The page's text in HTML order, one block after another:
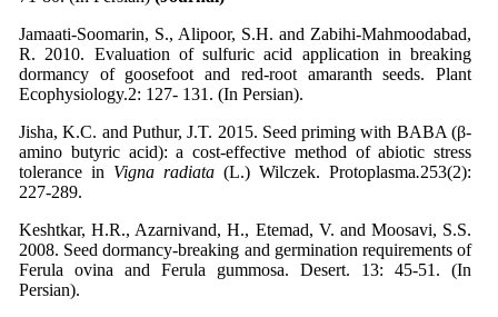
Jamaati-Soomarin, S., Alipoor, S.H. and Zabihi-Mahmoodabad,
R. 2010. Evaluation of sulfuric acid application in breaking
dormancy of goosefoot and red-root amaranth seeds. Plant
Ecophysiology.2: 127- 131. (In Persian).
Jisha, K.C. and Puthur, J.T. 2015. Seed priming with BABA (β-
amino butyric acid): a cost-effective method of abiotic stress
tolerance in Vigna radiata (L.) Wilczek. Protoplasma.253(2):
227-289.
Keshtkar, H.R., Azarnivand, H., Etemad, V. and Moosavi, S.S.
2008. Seed dormancy-breaking and germination requirements of
Ferula ovina and Ferula gummosa. Desert. 13: 45-51. (In
Persian).